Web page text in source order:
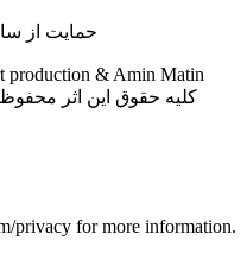
حمایت از
production & Amin Matin
کلیه حقوق این اثر
privacy for more information.